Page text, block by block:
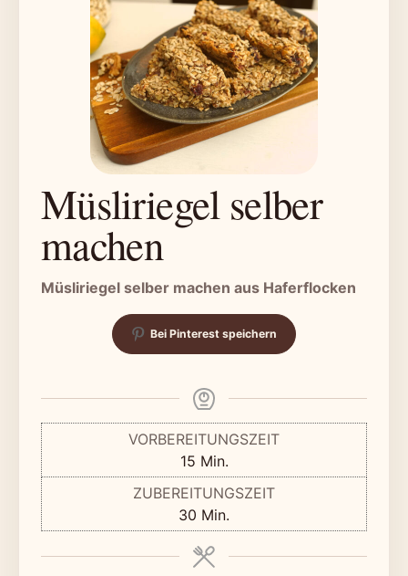
Müsliriegel selber
machen
Müsliriegel selber machen aus Haferflocken
Bei Pinterest speichern
VORBEREITUNGSZEIT
15Minuten
Min.
ZUBEREITUNGSZEIT
30 Minuten
Min.